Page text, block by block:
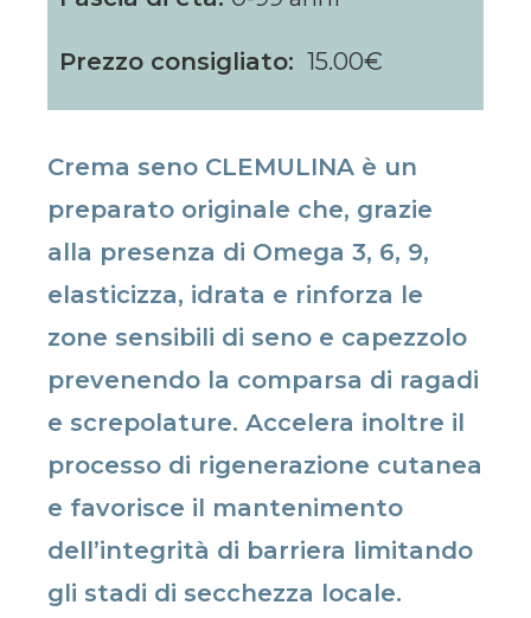
Prezzo consigliato: 15.00€
Crema seno CLEMULINA è un
preparato originale che, grazie
alla presenza di Omega 3, 6, 9,
elasticizza, idrata e rinforza le
zone sensibili di seno e capezzolo
prevenendo la comparsa di ragadi
e screpolature. Accelera inoltre il
processo di rigenerazione cutanea
e favorisce il mantenimento
dell’integrità di barriera limitando
gli stadi di secchezza locale.